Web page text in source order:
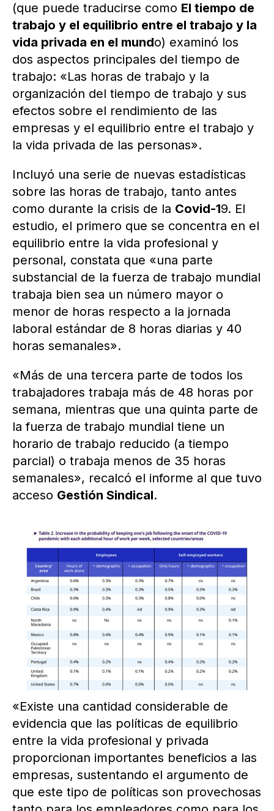
(que puede traducirse como El tiempo de
trabajo y el equilibrio entre el trabajo y la
vida privada en el mundo) examinó los
dos aspectos principales del tiempo de
trabajo: «Las horas de trabajo y la
organización del tiempo de trabajo y sus
efectos sobre el rendimiento de las
empresas y el equilibrio entre el trabajo y
la vida privada de las personas».
Incluyó una serie de nuevas estadísticas
sobre las horas de trabajo, tanto antes
como durante la crisis de la Covid-19. El
estudio, el primero que se concentra en el
equilibrio entre la vida profesional y
personal, constata que «una parte
substancial de la fuerza de trabajo mundial
trabaja bien sea un número mayor o
menor de horas respecto a la jornada
laboral estándar de 8 horas diarias y 40
horas semanales».
«Más de una tercera parte de todos los
trabajadores trabaja más de 48 horas por
semana, mientras que una quinta parte de
la fuerza de trabajo mundial tiene un
horario de trabajo reducido (a tiempo
parcial) o trabaja menos de 35 horas
semanales», recalcó el informe al que tuvo
acceso Gestión Sindical.
«Existe una cantidad considerable de
evidencia que las políticas de equilibrio
entre la vida profesional y privada
proporcionan importantes beneficios a las
empresas, sustentando el argumento de
que este tipo de políticas son provechosas